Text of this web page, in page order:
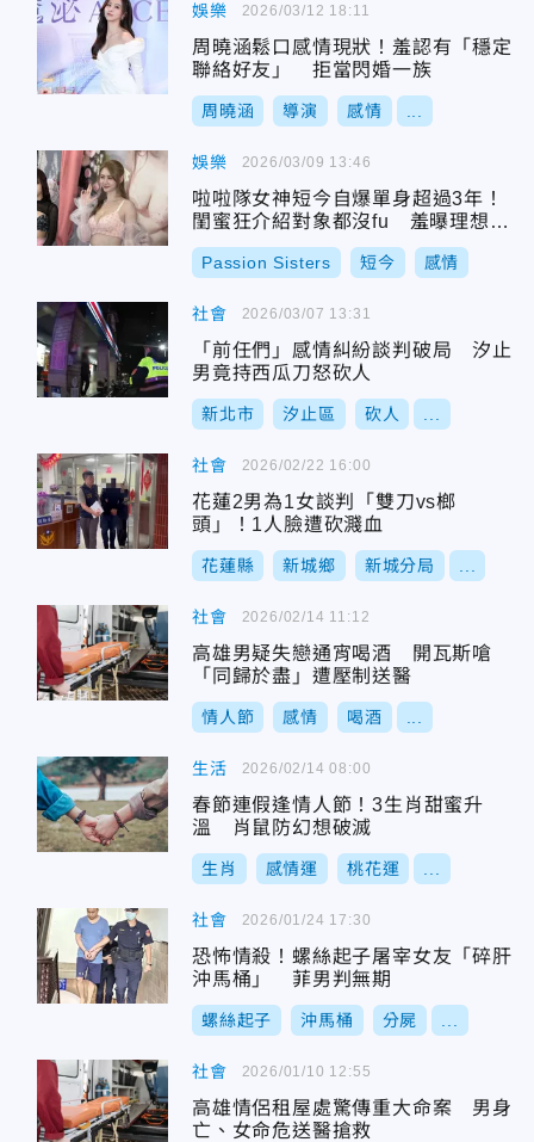
娛樂
周曉涵鬆口感情現狀！羞認有「穩定
聯絡好友」 拒當閃婚一族
周曉涵 導演 感情
2026/03/12 18:11
娛樂
啦啦隊女神短今自爆單身超過3年！
閨蜜狂介紹對象都沒fu 羞曝理想型
條件
Passion Sisters 短今 感情
2026/03/09 13:46
社會
「前任們」感情糾紛談判破局 汐止
男竟持西瓜刀怒砍人
新北市 汐止區 砍人
2026/03/07 13:31
社會
花蓮2男為1女談判「雙刀vs榔
頭」！1人臉遭砍濺血
花蓮縣 新城鄉 新城分局
2026/02/22 16:00
社會
高雄男疑失戀通宵喝酒 開瓦斯嗆
「同歸於盡」遭壓制送醫
情人節 感情 喝酒
2026/02/14 11:12
生活
春節連假逢情人節！3生肖甜蜜升
溫 肖鼠防幻想破滅
生肖 感情運 桃花運
2026/02/14 08:00
社會
恐怖情殺！螺絲起子屠宰女友「碎肝
沖馬桶」 菲男判無期
螺絲起子 沖馬桶 分屍
2026/01/24 17:30
社會
高雄情侶租屋處驚傳重大命案 男身
亡、女命危送醫搶救
2026/01/10 12:55